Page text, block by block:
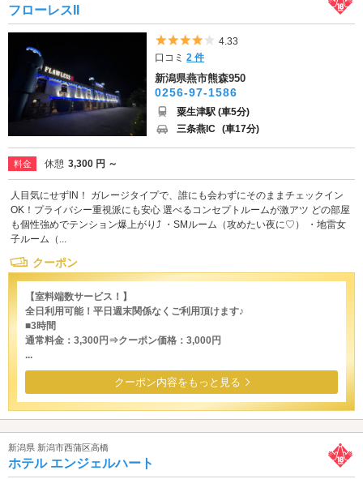
フローレスII
5つ星のうち4
4.33
口コミ2 件
新潟県燕市熊森950
0256-97-1586
粟生津駅 (車5分)
三条燕IC (車17分)
料金 休憩 3,300 円 ～
人目気にせずIN！ ガレージタイプで、誰にも会わずにそのままチェックイン
OK！プライバシー重視派にも安心 選べるコンセプトルームが激アツ どの部屋
も個性強めでテンション爆上がり⤴ ・SMルーム（攻めたい夜に♡） ・地雷女
子ルーム（...
クーポン
【室料端数サービス！】
全日利用可能！平日週末関係なくご利用頂けます♪
■3時間
通常料金：3,300円⇒クーポン価格：3,000円
...
クーポン内容をもっと見る
新潟県 新潟市西蒲区高橋
ホテル エンジェルハート